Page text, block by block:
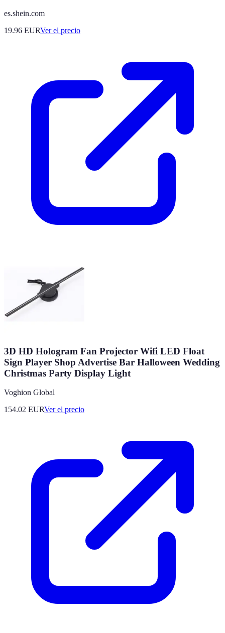
es.shein.com
19.96 EURVer el precio
3D HD Hologram Fan Projector Wifi LED Float
Sign Player Shop Advertise Bar Halloween Wedding
Christmas Party Display Light
Voghion Global
154.02 EURVer el precio